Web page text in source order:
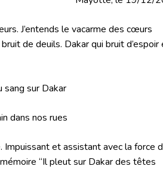
J’entends le vacarme des cœurs
de deuils. Dakar qui bruit d’espoir
sang sur Dakar
dans nos rues
Impuissant et assistant avec la force
“Il pleut sur Dakar des têtes